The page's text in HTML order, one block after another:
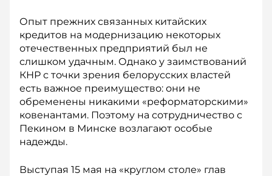
Опыт прежних связанных китайских
кредитов на модернизацию некоторых
отечественных предприятий был не
слишком удачным. Однако у заимствований
КНР с точки зрения белорусских властей
есть важное преимущество: они не
обременены никакими «реформаторскими»
ковенантами. Поэтому на сотрудничество с
Пекином в Минске возлагают особые
надежды.
Выступая 15 мая на «круглом столе» глав